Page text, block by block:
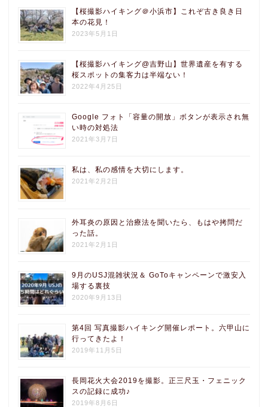
【桜撮影ハイキング＠小浜市】これぞ古き良き日
本の花見！
2023年5月1日
【桜撮影ハイキング@吉野山】世界遺産を有する
桜スポットの集客力は半端ない！
2022年4月25日
Google フォト「容量の開放」ボタンが表示され無
い時の対処法
2021年3月7日
私は、私の感情を大切にします。
2021年2月2日
外耳炎の原因と治療法を聞いたら、もはや拷問だ
った話。
2021年2月1日
9月のUSJ混雑状況＆ GoToキャンペーンで激安入
場する裏技
2020年9月13日
第4回 写真撮影ハイキング開催レポート。六甲山に
行ってきたよ！
2019年11月5日
長岡花火大会2019を撮影。正三尺玉・フェニック
スの記録に成功♪
2019年8月6日